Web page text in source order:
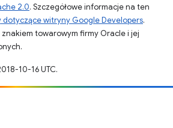
2.0. Szczegółowe informacje na ten
dotyczące witryny Google Developers.
towarowym firmy Oracle i jej
10-16 UTC.